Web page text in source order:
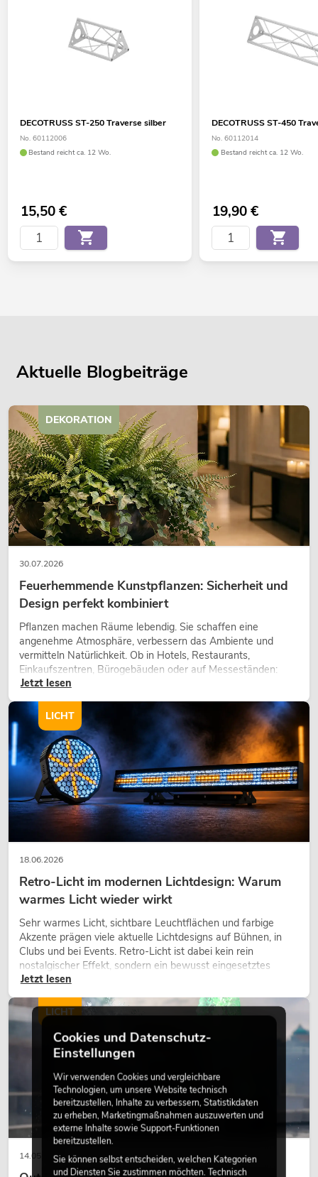
DECOTRUSS ST-250 Traverse silber
No. 60112006
Bestand reicht ca. 12 Wo.
15,50€
DECOTRUSS ST-450
No. 60112014
Bestand reicht ca. 12 Wo.
19,90€
Aktuelle Blogbeiträge
30.07.2026
Feuerhemmende Kunstpflanzen: Sicherheit und
Design perfekt kombiniert
Pflanzen machen Räume lebendig. Sie schaffen eine
angenehme Atmosphäre, verbessern das Ambiente und
vermitteln Natürlichkeit. Ob in Hotels, Restaurants,
Einkaufszentren, Bürogebäuden oder auf Messeständen:
eine hochwertige Begrünung gehört heute längst zum
Jetzt lesen
DEKORATION
18.06.2026
Retro-Licht im modernen Lichtdesign: Warum
warmes Licht wieder wirkt
Sehr warmes Licht, sichtbare Leuchtflächen und farbige
Akzente prägen viele aktuelle Lichtdesigns auf Bühnen, in
Clubs und bei Events. Retro-Licht ist dabei kein rein
nostalgischer Effekt, sondern ein bewusst eingesetztes
Gestaltungsmittel: Es schafft Atmosphäre, gibt Szenen
wirken lassen.
Jetzt lesen
LICHT
14.05.2026
LICHT
Cookies und Datenschutz-
Einstellungen
Wir verwenden Cookies und vergleichbare
Technologien, um unsere Website technisch
bereitzustellen, Inhalte zu verbessern, Statistikdaten
zu erheben, Marketingmaßnahmen auszuwerten und
externe Inhalte sowie Support-Funktionen
bereitzustellen.
Sie können selbst entscheiden, welchen Kategorien
und Diensten Sie zustimmen möchten. Technisch